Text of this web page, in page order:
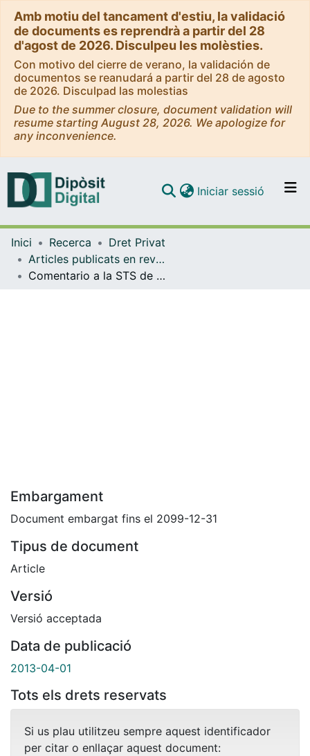
Amb motiu del tancament d'estiu, la validació
de documents es reprendrà a partir del 28
d'agost de 2026. Disculpeu les molèsties.
Con motivo del cierre de verano, la validación de
documentos se reanudará a partir del 28 de agosto
de 2026. Disculpad las molestias
Due to the summer closure, document validation will
resume starting August 28, 2026. We apologize for
any inconvenience.
Navega per tot el DD
Iniciar sessió (current)
Inici Recerca
Dret Privat
Articles publicats en revistes (Dret Privat)
Comentario a la STS de 16 de mayo de 2012: Condiciones potestativas, incumplimiento contractual y cláusula resolutoria expresa
Embargament
Document embargat fins el 2099-12-31
Tipus de document
Article
Versió
Versió acceptada
Data de publicació
2013-04-01
Tots els drets reservats
Si us plau utilitzeu sempre aquest identificador
per citar o enllaçar aquest document: